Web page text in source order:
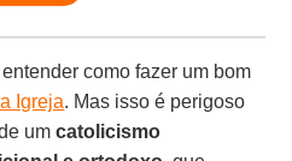
como fazer um bom
Igreja. Mas isso é perigoso
umcatolicismo